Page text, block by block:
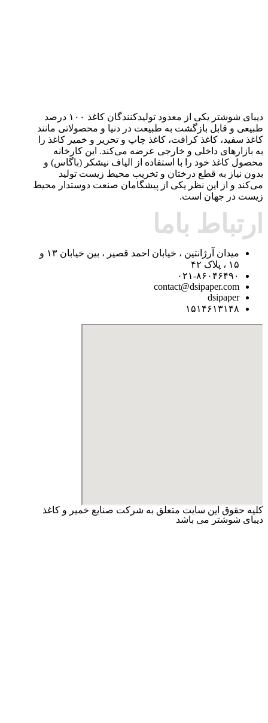
دیبای شوشتر یکی از معدود تولیدکنندگان کاغذ ۱۰۰ درصد
طبیعی و قابل بازگشت به طبیعت در دنیا و محصولاتی مانند
کاغذ سفید، کاغذ کرافت، کاغذ چاپ و تحریر و خمیر کاغذ را
به بازارهای داخلی و خارجی عرضه می‌کند. این کارخانه
محصول کاغذ خود را با استفاده از الیاف نیشکر (باگاس) و
بدون نیاز به قطع درختان و تخریب محیط زیست تولید
می‌کند و از این نظر یکی از پیشگامان صنعت دوستدار محیط
زیست در جهان است.
ارتباط باما
میدان آرژانتین ، خیابان احمد قصیر ، بین خیابان ۱۳ و
۱۵ ، پلاک ۴۲
۰۲۱-۸۶۰۴۶۴۹۰
contact@dsipaper.com
dsipaper
۱۵۱۴۶۱۳۱۴۸
کلیه حقوق این سایت متعلق به شرکت صنایع خمیر و کاغذ
دیبای شوشتر می باشد